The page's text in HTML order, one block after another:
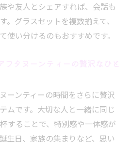
や友人とシェアすれば、会話も
。グラスセットを複数揃えて、
使い分けるのもおすすめです。
ーンティーの時間をさらに贅沢
ムです。大切な人と一緒に同じ
することで、特別感や一体感が
生日、家族の集まりなど、思い